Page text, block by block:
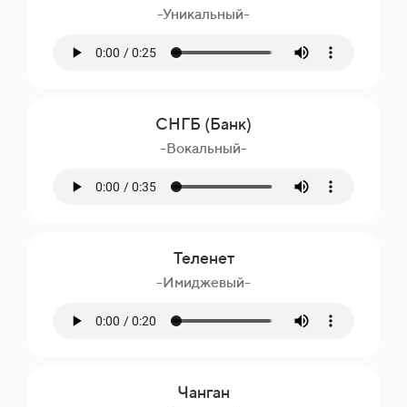
-Уникальный-
СНГБ (Банк)
-Вокальный-
Теленет
-Имиджевый-
Чанган